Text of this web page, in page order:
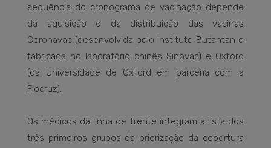
sequência do cronograma de vacinação depende
da aquisição e da distribuição das vacinas
Coronavac (desenvolvida pelo Instituto Butantan e
fabricada no laboratório chinês Sinovac) e Oxford
(da Universidade de Oxford em parceria com a
Fiocruz).
Os médicos da linha de frente integram a lista dos
três primeiros grupos da priorização da cobertura